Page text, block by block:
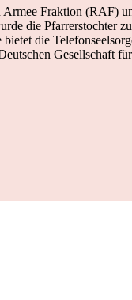
Fraktion (RAF)
die Pfarrerstochter
die
Gesellschaft